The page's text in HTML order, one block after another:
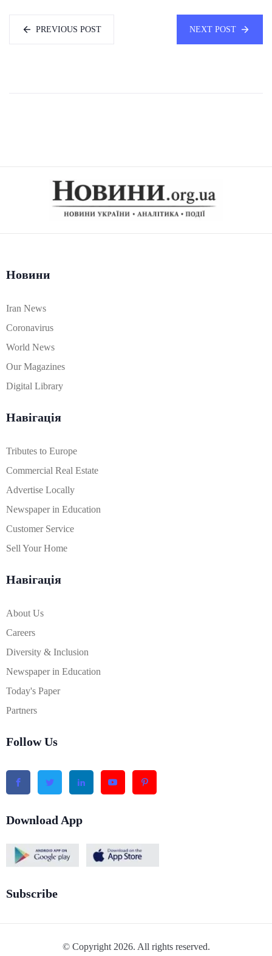
PREVIOUS POST NEXT POST
Новини
Iran News
Coronavirus
World News
Our Magazines
Digital Library
Навігація
Tributes to Europe
Commercial Real Estate
Advertise Locally
Newspaper in Education
Customer Service
Sell Your Home
Навігація
About Us
Careers
Diversity & Inclusion
Newspaper in Education
Today's Paper
Partners
Follow Us
Download App
Subscribe
© Copyright 2026. All rights reserved.